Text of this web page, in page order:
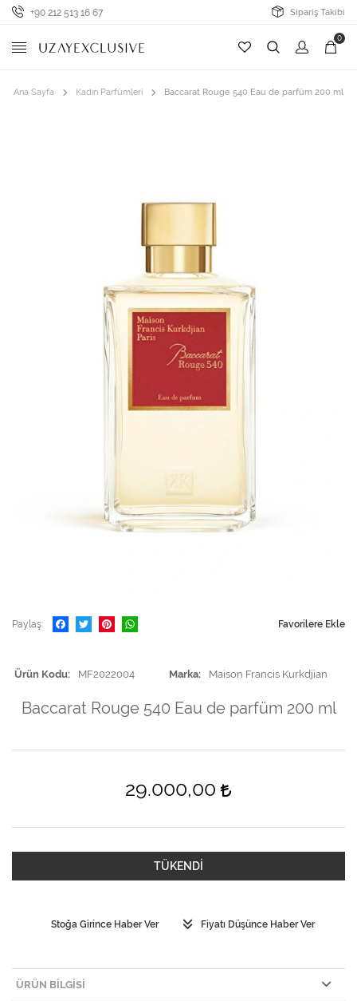
+90 212 513 16 67 Sipariş Takibi
0
Ana Sayfa Kadın Parfümleri Baccarat Rouge 540 Eau de parfüm 200 ml
Paylaş Favorilere Ekle
Ürün Kodu MF2022004 Marka Maison Francis Kurkdjian
Baccarat Rouge 540 Eau de parfüm 200 ml
29.000,00
TÜKENDİ
Stoğa Girince Haber Ver Fiyatı Düşünce Haber Ver
ÜRÜN BILGISI